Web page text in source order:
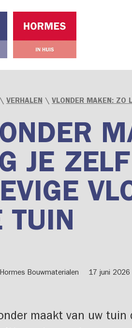
\ VERHALEN \ VLONDER MAKEN: ZO
JE
TUIN
Hormes Bouwmaterialen 17 juni 2026
maakt van uw